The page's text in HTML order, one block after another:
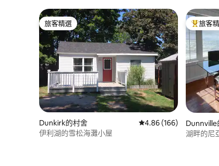
旅客精選
旅客精選
Dunkirk的村舍 從 166 則評價中獲得
4.86 (166)
伊利湖的雪松海灘小屋
旅客精
旅客
Dunnville
湖畔的尼